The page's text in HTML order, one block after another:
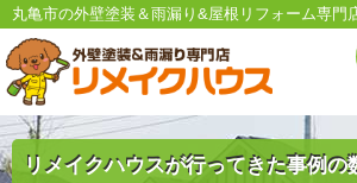
丸亀市の外壁塗装＆雨漏り&屋根リフォーム専門
リメイクハウスが行ってきた事例の